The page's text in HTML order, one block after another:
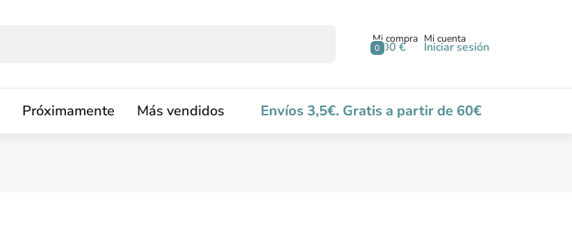
0
Mi compra
0,00 €
Mi cuenta
Iniciar sesión
Próximamente Más vendidos Envíos 3,5€. Gratis a partir de 60€